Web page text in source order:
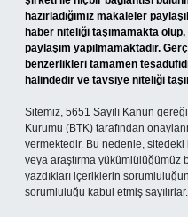
hazırladığımız makaleler
haber niteliği taşımamakta
paylaşım yapılmamaktadır.
benzerlikleri tamamen
halindedir ve tavsiye niteliği
Sitemiz, 5651 Sayılı Kanun
Kurumu (BTK) tarafından
vermektedir. Bu nedenle,
veya araştırma yükümlülüğümüz
yazdıkları içeriklerin
sorumluluğu kabul etmiş sayılırlar.